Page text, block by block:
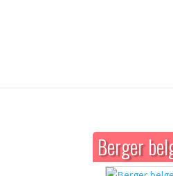
Berger